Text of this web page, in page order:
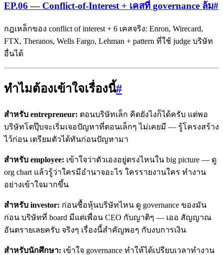
EP.06 — Conflict-of-Interest + เคสที่ governance ล้ม#
กฎเหล็กของ conflict of interest + 6 เคสจริง: Enron, Wirecard,
FTX, Theranos, Wells Fargo, Lehman + pattern ที่ใช้ judge บริษัท
อื่นได้
ทำไมต้องเข้าใจเรื่องนี้#
สำหรับ entrepreneur: ตอนบริษัทเล็ก คิดยังไงก็ได้ครับ แต่พอ
บริษัทโตปุ๊บจะเริ่มเจอปัญหาที่ตอนเล็กๆ ไม่เคยมี — รู้โครงสร้าง
ไว้ก่อน เตรียมตัวได้ทันก่อนปัญหามา
สำหรับ employee: เข้าใจว่าตัวเองอยู่ตรงไหนใน big picture — ดู
org chart แล้วรู้ว่าใครมีอำนาจอะไร ใครรายงานใคร ทำงาน
อย่างเข้าใจมากขึ้น
สำหรับ investor: ก่อนซื้อหุ้นบริษัทไหน ดู governance ของมัน
ก่อน บริษัทที่ board มีแต่เพื่อน CEO กับญาติๆ — เออ สัญญาณ
อันตรายเลยครับ จริงๆ เรื่องนี้สำคัญพอๆ กับงบการเงิน
สำหรับนักศึกษา: เข้าใจ governance ทำให้ได้เปรียบเวลาทำงาน